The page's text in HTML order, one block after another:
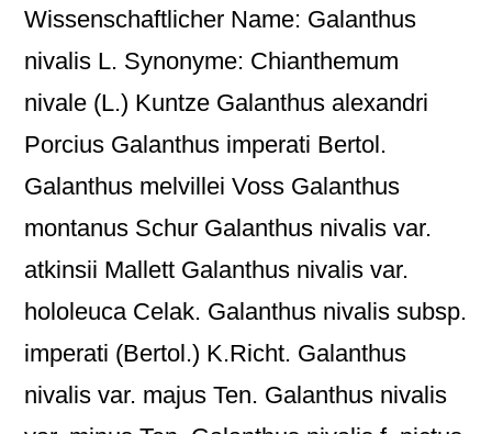
Wissenschaftlicher Name: Galanthus
nivalis L. Synonyme: Chianthemum
nivale (L.) Kuntze Galanthus alexandri
Porcius Galanthus imperati Bertol.
Galanthus melvillei Voss Galanthus
montanus Schur Galanthus nivalis var.
atkinsii Mallett Galanthus nivalis var.
hololeuca Celak. Galanthus nivalis subsp.
imperati (Bertol.) K.Richt. Galanthus
nivalis var. majus Ten. Galanthus nivalis